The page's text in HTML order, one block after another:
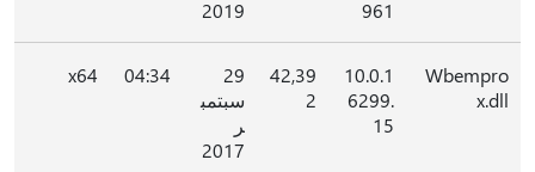
961
2019
Wbempro
x.dll
10.0.1
6299.
15
42,39
2
29
سبتمب
ر
2017
04:34
x64